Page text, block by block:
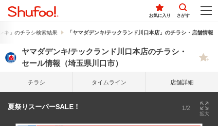
お気に入り さがす
キ」のチラシ検索結果 「ヤマダデンキ/テックランド川口本店」のチラシ・店舗情報
ヤマダデンキ/テックランド川口本店のチラシ・
セール情報（埼玉県川口市）
チラシ タイム ライン 店舗詳細
夏祭りスーパーSALE！ 1/2
拡大